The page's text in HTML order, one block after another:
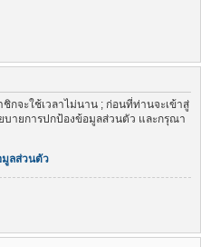
กจะใช้เวลาไม่นาน ; ก่อนที่ท่านจะเข้าสู่
บายการปกป้องข้อมูลส่วนตัว และกรุณา
มูลส่วนตัว